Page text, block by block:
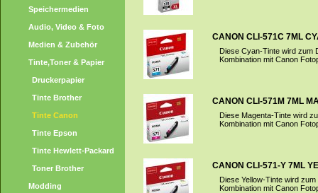
Speichermedien
Audio, Video & Foto
Medien & Zubehör
Tinte,Toner & Papier
Druckerpapier
Tinte Brother
Tinte Canon
Tinte Epson
Tinte Hewlett-Packard
Toner Brother
Modding
CANON CLI-571C 7ML
Diese Cyan-Tinte wird zum
Kombination mit Canon
CANON CLI-571M 7ML
Diese Magenta-Tinte wird
Kombination mit Canon
CANON CLI-571-Y 7ML
Diese Yellow-Tinte wird
Kombination mit Canon